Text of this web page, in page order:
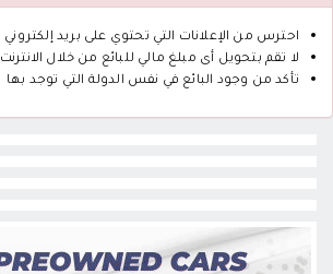
احترس من الإعلانات التي تحتوي على بريد إلكتروني
لا تقم بتحويل أى مبلغ مالي للبائع من خلال الانترنت
تأكد من وجود البائع في نفس الدولة التي توجد بها